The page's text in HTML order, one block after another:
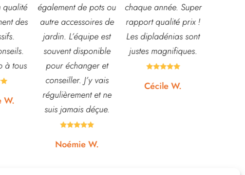
pots ou
de
est
et
vais
et ne
chaque année. Super
rapport qualité prix !
Les dipladénias sont
justes magnifiques.

Cécile W.
mariage!
Bouquet mariée,
centre de table et
Bouquet table
d'honneur.
Rapport qualité-prix,